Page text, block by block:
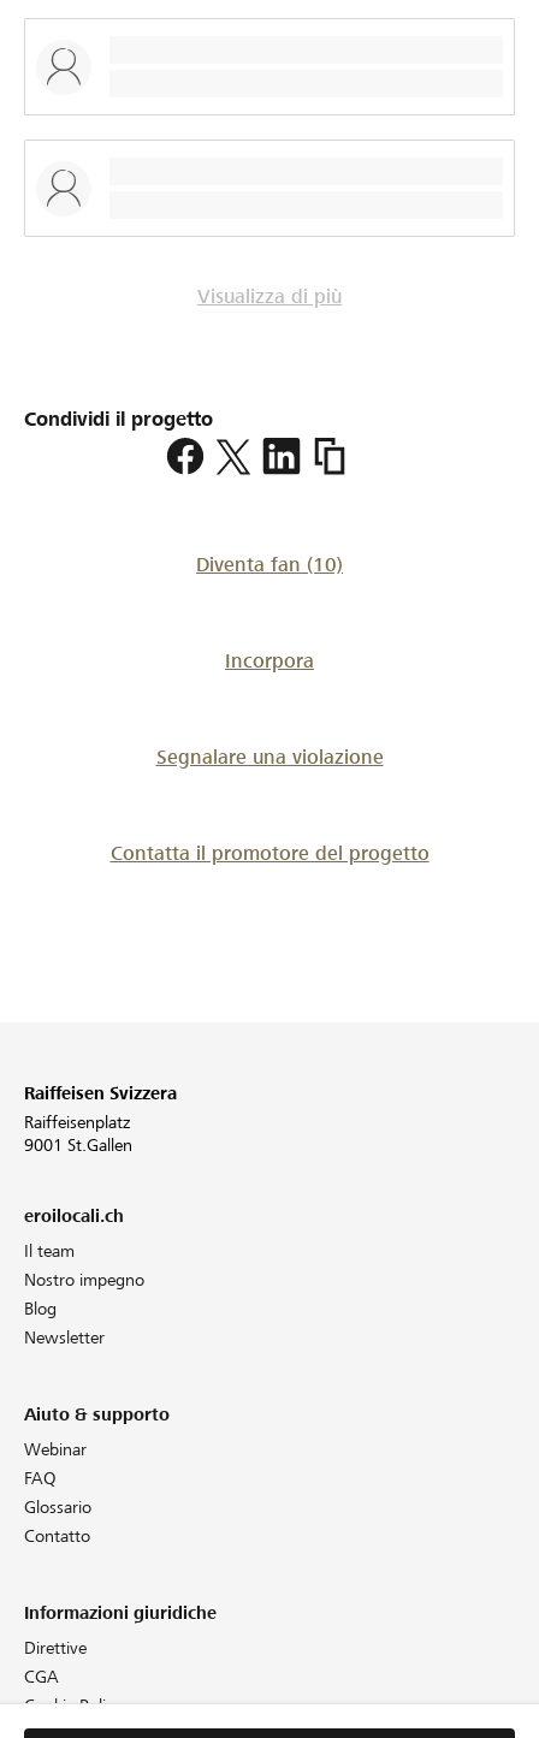
Visualizza di più
Condividi il progetto
https://
kuechengegenstaende
Diventa fan (10)
Incorpora
Segnalare una violazione
Contatta il promotore del progetto
Raiffeisen Svizzera
Raiffeisenplatz
9001 St.Gallen
eroilocali.ch
Il team
Nostro impegno
Blog
Newsletter
Aiuto & supporto
Webinar
FAQ
Glossario
Contatto
Informazioni giuridiche
Direttive
CGA
Cookie Policy